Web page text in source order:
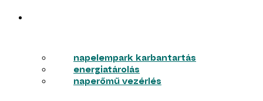
napelempark karbantartás
energiatárolás
naperőmű vezérlés